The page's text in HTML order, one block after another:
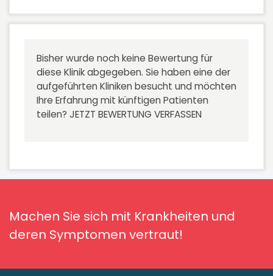
Bisher wurde noch keine Bewertung für
diese Klinik abgegeben. Sie haben eine der
aufgeführten Kliniken besucht und möchten
Ihre Erfahrung mit künftigen Patienten
teilen? JETZT BEWERTUNG VERFASSEN
Machen Sie sich mit Krankheiten und
deren Symptomen vertraut!